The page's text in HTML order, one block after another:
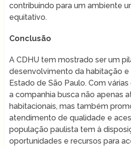
contribuindo para um ambiente
equitativo.
Conclusão
A CDHU tem mostrado ser um
desenvolvimento da habitação e
Estado de São Paulo. Com
a companhia busca não apenas
habitacionais, mas também
atendimento de qualidade e
população paulista tem à
oportunidades e recursos para